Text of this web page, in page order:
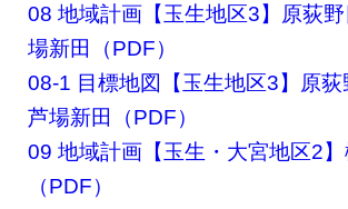
08 地域計画【玉生地区3】原荻
場新田（PDF）
08-1 目標地図【玉生地区3】原荻
芦場新田（PDF）
09 地域計画【玉生・大宮地区2
（PDF）